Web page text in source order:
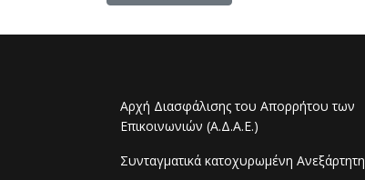
Αρχή Διασφάλισης του Απορρήτου των
Επικοινωνιών (Α.Δ.Α.Ε.)
Συνταγματικά κατοχυρωμένη